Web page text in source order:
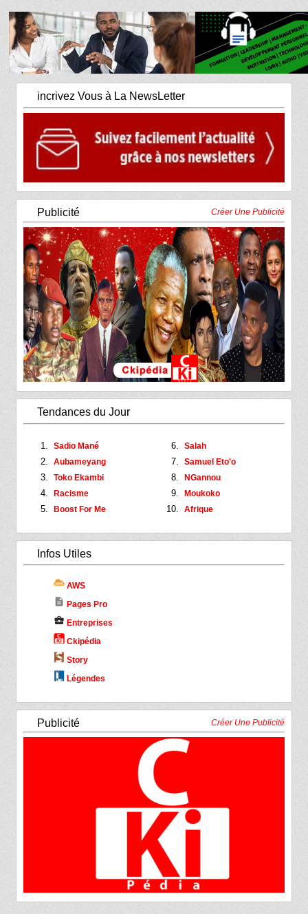
incrivez Vous à La NewsLetter
Publicité Créer Une Publicité
Tendances du Jour
Sadio Mané
Aubameyang
Toko Ekambi
Racisme
Boost For Me
Salah
Samuel Eto'o
NGannou
Moukoko
Afrique
Infos Utiles
AWS
description Pages Pro
business_center Entreprises
Ckipédia
Story
Légendes
Publicité Créer Une Publicité